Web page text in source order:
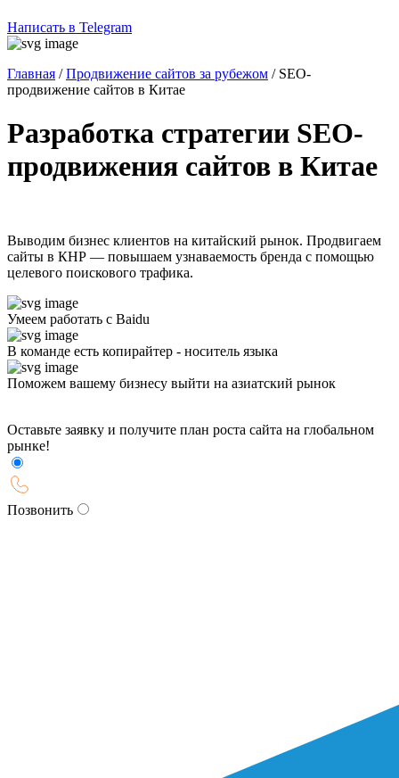
Написать в Telegram
Главная /Продвижение сайтов за рубежом / SEO-
продвижение сайтов в Китае
Разработка стратегии SEO-
продвижения сайтов в Китае
Выводим бизнес клиентов на китайский рынок. Продвигаем
сайты в КНР — повышаем узнаваемость бренда с помощью
целевого поискового трафика.
Умеем работать с Baidu
В команде есть копирайтер - носитель языка
Поможем вашему бизнесу выйти на азиатский рынок
Оставьте заявку и получите план роста сайта на глобальном
рынке!
Позвонить